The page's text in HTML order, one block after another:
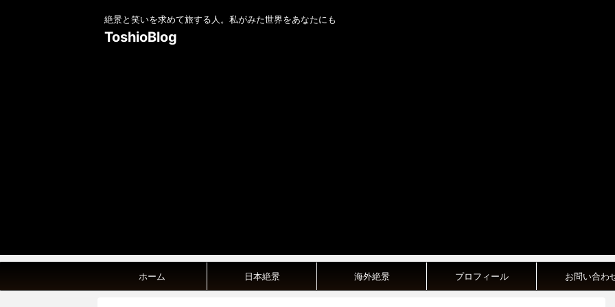
絶景と笑いを求めて旅する人。私がみた世界をあなたにも
ToshioBlog
ホーム 日本絶景 海外絶景 プロフィール お問い合わ